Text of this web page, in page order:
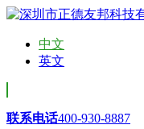
中文
英文
联系电话400-930-8887